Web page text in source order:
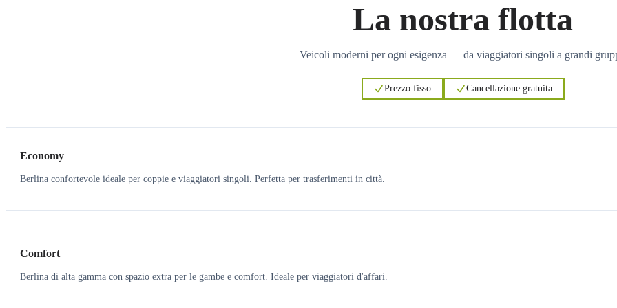
La nostra flotta
Veicoli moderni per ogni esigenza — da viaggiatori singoli a grandi
Prezzo fisso Cancellazione gratuita
Economy
Berlina confortevole ideale per coppie e viaggiatori singoli. Perfetta per trasferimenti in città.
3 3
Comfort
Berlina di alta gamma con spazio extra per le gambe e comfort. Ideale per viaggiatori d'affari.